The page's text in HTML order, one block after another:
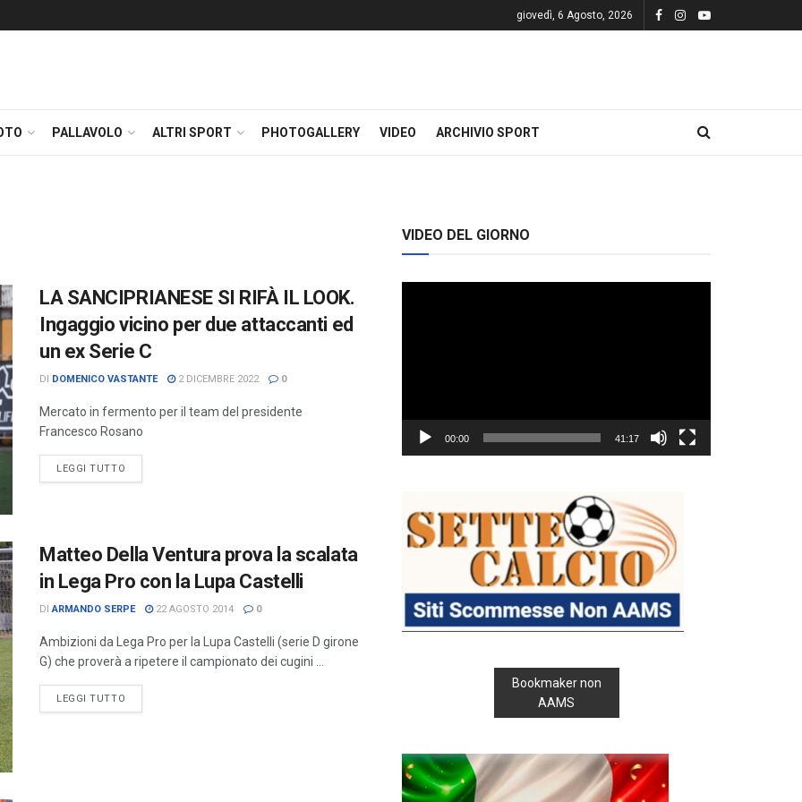
giovedì, 6 Agosto, 2026
PALLAVOLO ALTRI SPORT PHOTOGALLERY VIDEO ARCHIVIO SPORT
LA SANCIPRIANESE SI RIFÀ IL LOOK.
Ingaggio vicino per due attaccanti ed
un ex Serie C
DI DOMENICO VASTANTE 2 DICEMBRE 2022 0
Mercato in fermento per il team del presidente
Francesco Rosano
LEGGI TUTTO
Matteo Della Ventura prova la scalata
in Lega Pro con la Lupa Castelli
DI ARMANDO SERPE 22 AGOSTO 2014 0
Ambizioni da Lega Pro per la Lupa Castelli (serie D girone
G) che proverà a ripetere il campionato dei cugini ...
LEGGI TUTTO
VIDEO DEL GIORNO
00:00 41:17
Bookmaker non
AAMS